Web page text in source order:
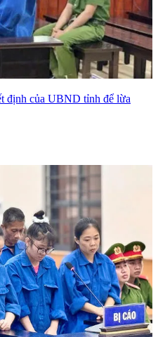
định của UBND tỉnh để lừa